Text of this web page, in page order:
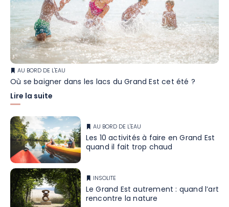
AU BORD DE L'EAU
Où se baigner dans les lacs du Grand Est cet été ?
Lire la suite
AU BORD DE L'EAU
Les 10 activités à faire en Grand Est
quand il fait trop chaud
INSOLITE
Le Grand Est autrement : quand l’art
rencontre la nature